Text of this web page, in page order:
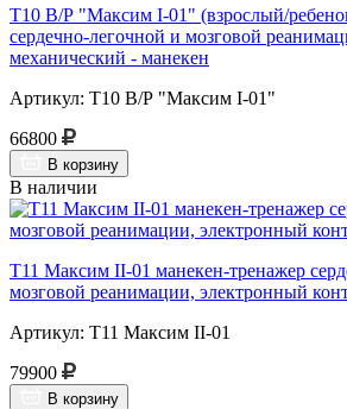
Т10 В/Р "Максим I-01" (взрослый/
сердечно-легочной и мозговой
механический - манекен
Артикул: Т10 В/Р "Максим I-01"
66800
В корзину
В наличии
Т11 Максим II-01 манекен-тренажер
мозговой реанимации, электронный
Артикул: Т11 Максим II-01
79900
В корзину